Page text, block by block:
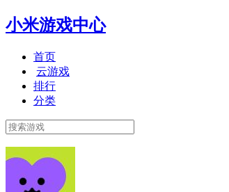
小米游戏中心
首页
云游戏
排行
分类